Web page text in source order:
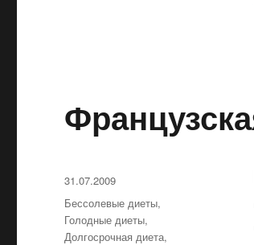
Опубликовано
31.07.2009
Рубрики
Бессолевые диеты,
Голодные диеты,
Долгосрочная диета,